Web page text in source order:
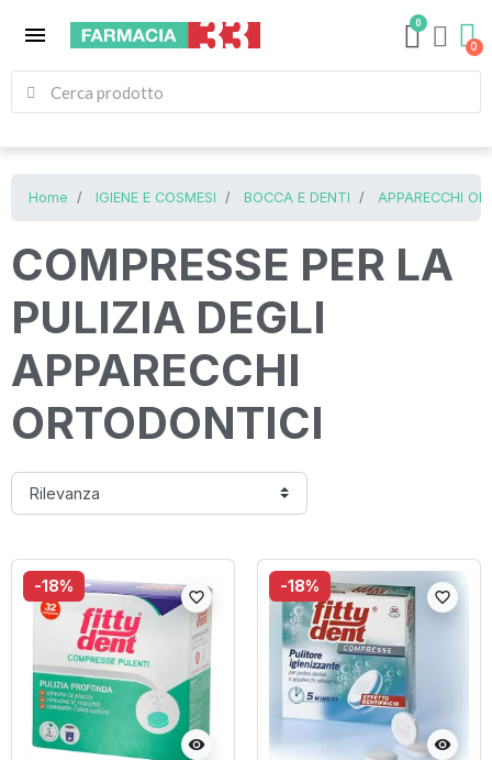
menu 0
Home IGIENE E COSMESI BOCCA E DENTI APPARECCHI
COMPRESSE PER LA
PULIZIA DEGLI
APPARECCHI
ORTODONTICI
-18%
visibility
favorite_border
-18%
visibility
favorite_border